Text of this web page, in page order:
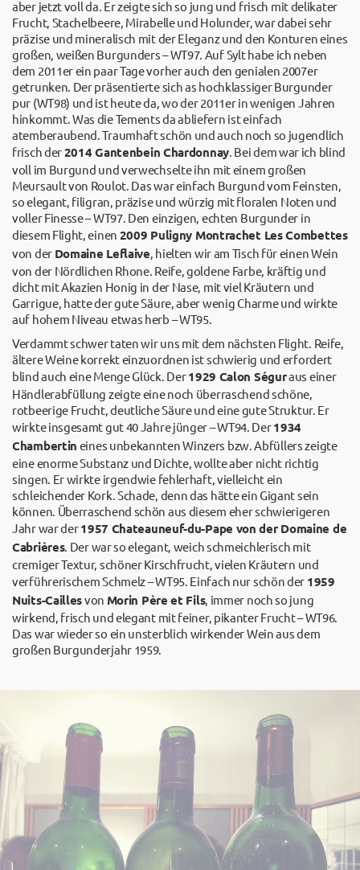
aber jetzt voll da. Er zeigte sich so jung und frisch mit delikater
Frucht, Stachelbeere, Mirabelle und Holunder, war dabei sehr
präzise und mineralisch mit der Eleganz und den Konturen eines
großen, weißen Burgunders – WT97. Auf Sylt habe ich neben
dem 2011er ein paar Tage vorher auch den genialen 2007er
getrunken. Der präsentierte sich as hochklassiger Burgunder
pur (WT98) und ist heute da, wo der 2011er in wenigen Jahren
hinkommt. Was die Tements da abliefern ist einfach
atemberaubend. Traumhaft schön und auch noch so jugendlich
frisch der2014 Gantenbein Chardonnay. Bei dem war ich blind
voll im Burgund und verwechselte ihn mit einem großen
Meursault von Roulot. Das war einfach Burgund vom Feinsten,
so elegant, filigran, präzise und würzig mit floralen Noten und
voller Finesse – WT97. Den einzigen, echten Burgunder in
diesem Flight, einen 2009 Puligny Montrachet Les Combettes
von der Domaine Leflaive, hielten wir am Tisch für einen Wein
von der Nördlichen Rhone. Reife, goldene Farbe, kräftig und
dicht mit Akazien Honig in der Nase, mit viel Kräutern und
Garrigue, hatte der gute Säure, aber wenig Charme und wirkte
auf hohem Niveau etwas herb – WT95.
Verdammt schwer taten wir uns mit dem nächsten Flight. Reife,
ältere Weine korrekt einzuordnen ist schwierig und erfordert
blind auch eine Menge Glück. Der1929 Calon Séguraus einer
Händlerabfüllung zeigte eine noch überraschend schöne,
rotbeerige Frucht, deutliche Säure und eine gute Struktur. Er
wirkte insgesamt gut 40 Jahre jünger – WT94. Der1934
Chambertin eines unbekannten Winzers bzw. Abfüllers zeigte
eine enorme Substanz und Dichte, wollte aber nicht richtig
singen. Er wirkte irgendwie fehlerhaft, vielleicht ein
schleichender Kork. Schade, denn das hätte ein Gigant sein
können. Überraschend schön aus diesem eher schwierigeren
Jahr war der1957 Chateauneuf-du-Pape von der Domaine de
Cabrières. Der war so elegant, weich schmeichlerisch mit
cremiger Textur, schöner Kirschfrucht, vielen Kräutern und
verführerischem Schmelz – WT95. Einfach nur schön der 1959
Nuits-Caillesvon Morin Père et Fils, immer noch so jung
wirkend, frisch und elegant mit feiner, pikanter Frucht – WT96.
Das war wieder so ein unsterblich wirkender Wein aus dem
großen Burgunderjahr 1959.